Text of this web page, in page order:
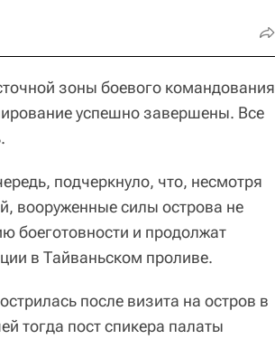
зоны боевого командования
успешно завершены. Все
подчеркнуло, что, несмотря
вооруженные силы острова не
боеготовности и продолжат
в Тайваньском проливе.
после визита на остров в
тогда пост спикера палаты